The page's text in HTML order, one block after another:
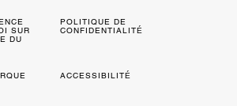
SUR
DU
POLITIQUE DE
CONFIDENTIALITÉ
ACCESSIBILITÉ